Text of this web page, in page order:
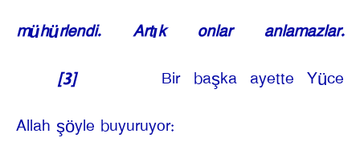
mühürlendi. Artık onlar anlamazlar.
[3]
Bir başka ayette Yüce
Allah şöyle buyuruyor: